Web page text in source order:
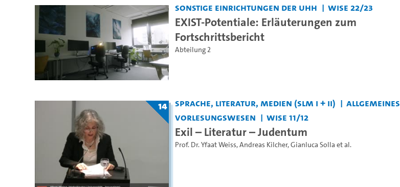
Sonstige Einrichtungen der UHH WiSe 22/23
EXIST-Potentiale: Erläuterungen zum
Fortschrittsbericht
Abteilung 2
14 Sprache, Literatur, Medien (SLM I + II)
Allgemeines
Vorlesungswesen
WiSe 11/12
Exil – Literatur – Judentum
Prof. Dr. Yfaat Weiss,Andreas Kilcher,Gianluca Solla et al.